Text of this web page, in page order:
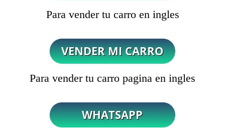
Para vender tu carro en ingles
Para vender tu carro pagina en ingles